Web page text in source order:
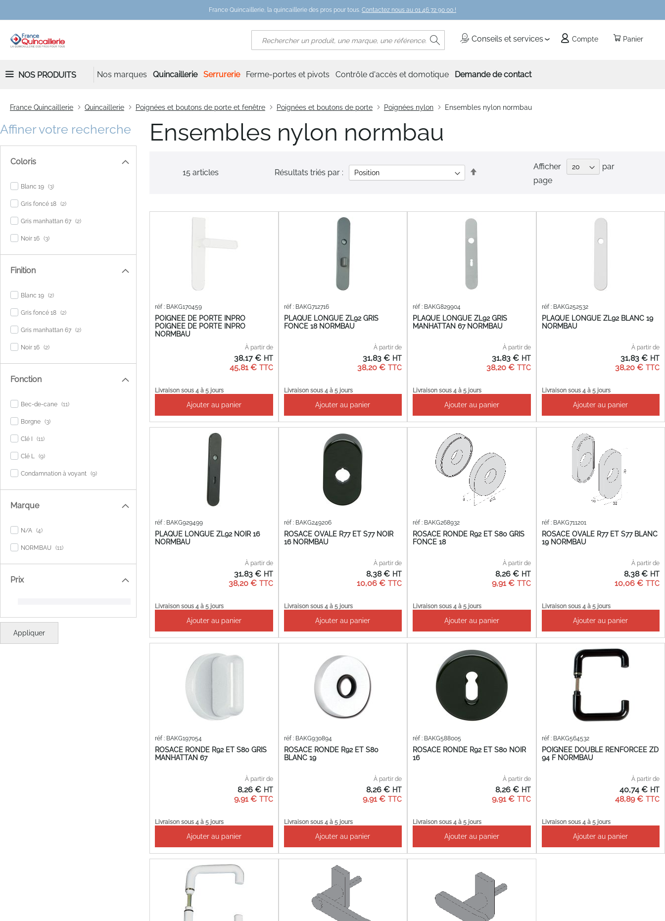
France Quincaillerie, la quincaillerie des pros pour tous. Contactez nous au 01 46 72 90 00 !
Panier
Conseils et services Compte
Rechercher
NOS PRODUITS Nos marques Quincaillerie Serrurerie Ferme-portes et pivots Contrôle d'accès et domotique Demande de contact
France Quincaillerie Quincaillerie Poignées et boutons de porte et fenêtre Poignées et boutons de porte Poignées nylon Ensembles nylon normbau
Ensembles nylon normbau
15articles
Afficher
par
page
Résultats triés par :
POIGNEE DE PORTE INPRO
POIGNEE DE PORTE INPRO
NORMBAU
réf : BAKG170459
À partir de
45,81 €
38,17 €
Livraison sous 4 à 5 jours
Ajouter au panier
PLAQUE LONGUE ZL92 GRIS
FONCE 18 NORMBAU
réf : BAKG712716
À partir de
38,20 €
31,83 €
Livraison sous 4 à 5 jours
Ajouter au panier
PLAQUE LONGUE ZL92 GRIS
MANHATTAN 67 NORMBAU
réf : BAKG829904
À partir de
38,20 €
31,83 €
Livraison sous 4 à 5 jours
Ajouter au panier
PLAQUE LONGUE ZL92 BLANC 19
NORMBAU
réf : BAKG252532
À partir de
38,20 €
31,83 €
Livraison sous 4 à 5 jours
Ajouter au panier
PLAQUE LONGUE ZL92 NOIR 16
NORMBAU
réf : BAKG929499
À partir de
38,20 €
31,83 €
Livraison sous 4 à 5 jours
Ajouter au panier
ROSACE OVALE R77 ET S77 NOIR
16 NORMBAU
réf : BAKG249206
À partir de
10,06 €
8,38 €
Livraison sous 4 à 5 jours
Ajouter au panier
ROSACE RONDE R92 ET S80 GRIS
FONCE 18
réf : BAKG268932
À partir de
9,91 €
8,26 €
Livraison sous 4 à 5 jours
Ajouter au panier
ROSACE OVALE R77 ET S77 BLANC
19 NORMBAU
réf : BAKG711201
À partir de
10,06 €
8,38 €
Livraison sous 4 à 5 jours
Ajouter au panier
ROSACE RONDE R92 ET S80 GRIS
MANHATTAN 67
réf : BAKG197054
À partir de
9,91 €
8,26 €
Livraison sous 4 à 5 jours
Ajouter au panier
ROSACE RONDE R92 ET S80
BLANC 19
réf : BAKG930894
À partir de
9,91 €
8,26 €
Livraison sous 4 à 5 jours
Ajouter au panier
ROSACE RONDE R92 ET S80 NOIR
16
réf : BAKG588005
À partir de
9,91 €
8,26 €
Livraison sous 4 à 5 jours
Ajouter au panier
POIGNEE DOUBLE RENFORCEE ZD
94 F NORMBAU
réf : BAKG564532
À partir de
48,89 €
40,74 €
Livraison sous 4 à 5 jours
Ajouter au panier
Affiner votre recherche
Coloris
Blanc 19 3items
Gris foncé 18 2items
Gris manhattan 67 2items
Noir 16 3items
Finition
Blanc 19 2items
Gris foncé 18 2items
Gris manhattan 67 2items
Noir 16 2items
Fonction
Bec-de-cane 11items
Borgne 3items
Clé I 11items
Clé L 9items
Condamnation à voyant 9items
Marque
N/A 4items
NORMBAU 11items
Prix
Appliquer